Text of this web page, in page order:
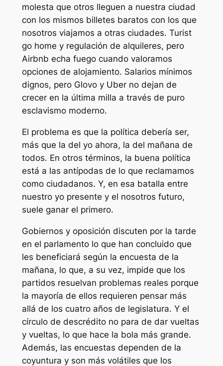
molesta que otros lleguen a nuestra ciudad
con los mismos billetes baratos con los que
nosotros viajamos a otras ciudades. Turist
go home y regulación de alquileres, pero
Airbnb echa fuego cuando valoramos
opciones de alojamiento. Salarios mínimos
dignos, pero Glovo y Uber no dejan de
crecer en la última milla a través de puro
esclavismo moderno.
El problema es que la política debería ser,
más que la del yo ahora, la del mañana de
todos. En otros términos, la buena política
está a las antípodas de lo que reclamamos
como ciudadanos. Y, en esa batalla entre
nuestro yo presente y el nosotros futuro,
suele ganar el primero.
Gobiernos y oposición discuten por la tarde
en el parlamento lo que han concluido que
les beneficiará según la encuesta de la
mañana, lo que, a su vez, impide que los
partidos resuelvan problemas reales porque
la mayoría de ellos requieren pensar más
allá de los cuatro años de legislatura. Y el
círculo de descrédito no para de dar vueltas
y vueltas, lo que hace la bola más grande.
Además, las encuestas dependen de la
coyuntura y son más volátiles que los